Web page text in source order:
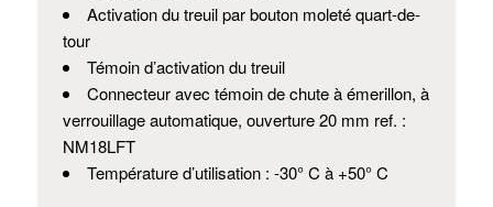
Activation du treuil par bouton moleté quart-de-
tour
Témoin d’activation du treuil
Connecteur avec témoin de chute à émerillon, à
verrouillage automatique, ouverture 20 mm ref. :
NM18LFT
Température d’utilisation : -30° C à +50° C